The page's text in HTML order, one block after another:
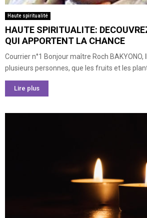
Haute spiritualité
HAUTE SPIRITUALITE:
QUI APPORTENT LA CHANCE
Courrier n°1 Bonjour maître Roch BAKYONO,
plusieurs personnes, que les fruits et les
Lire plus